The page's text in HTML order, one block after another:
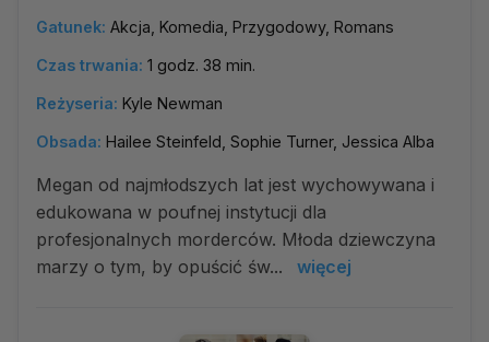
Gatunek: Akcja, Komedia, Przygodowy, Romans
Czas trwania: 1 godz. 38 min.
Reżyseria: Kyle Newman
Obsada: Hailee Steinfeld, Sophie Turner, Jessica Alba
Megan od najmłodszych lat jest wychowywana i
edukowana w poufnej instytucji dla
profesjonalnych morderców. Młoda dziewczyna
marzy o tym, by opuścić św...
więcej